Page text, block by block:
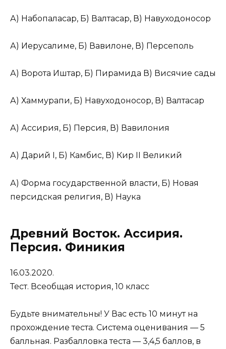
А) Набопаласар, Б) Валтасар, В) Навуходоносор
А) Иерусалиме, Б) Вавилоне, В) Персеполь
А) Ворота Иштар, Б) Пирамида В) Висячие сады
А) Хаммурапи, Б) Навуходоносор, В) Валтасар
А) Ассирия, Б) Персия, В) Вавилония
А) Дарий I, Б) Камбис, В) Кир II Великий
А) Форма государственной власти, Б) Новая
персидская религия, В) Наука
Древний Восток. Ассирия.
Персия. Финикия
16.03.2020.
Тест. Всеобщая история, 10 класс
Будьте внимательны! У Вас есть 10 минут на
прохождение теста. Система оценивания — 5
балльная. Разбалловка теста — 3,4,5 баллов, в